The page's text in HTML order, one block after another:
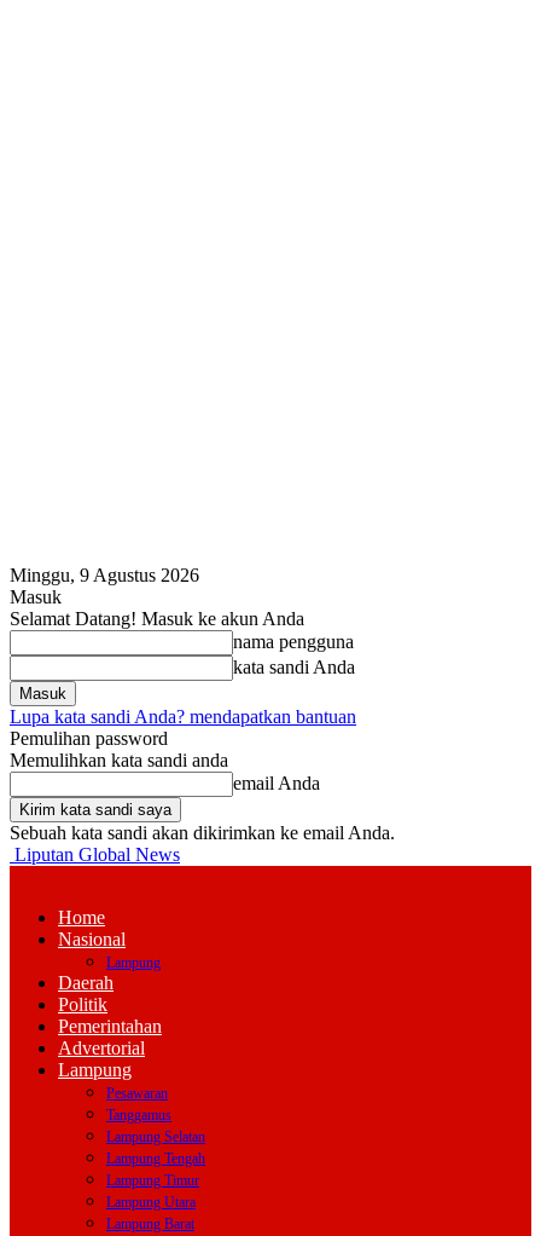
Minggu, 9 Agustus 2026
Masuk
Selamat Datang! Masuk ke akun Anda
nama pengguna
kata sandi Anda
Lupa kata sandi Anda? mendapatkan bantuan
Pemulihan password
Memulihkan kata sandi anda
email Anda
Sebuah kata sandi akan dikirimkan ke email Anda.
Liputan Global News
Home
Nasional
Lampung
Daerah
Politik
Pemerintahan
Advertorial
Lampung
Pesawaran
Tanggamus
Lampung Selatan
Lampung Tengah
Lampung Timur
Lampung Utara
Lampung Barat